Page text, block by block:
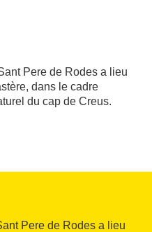
Pere de Rodes a lieu
dans le cadre
du cap de Creus.
Pere de Rodes a lieu